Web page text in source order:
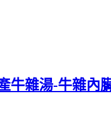
牛雜湯-牛雜內